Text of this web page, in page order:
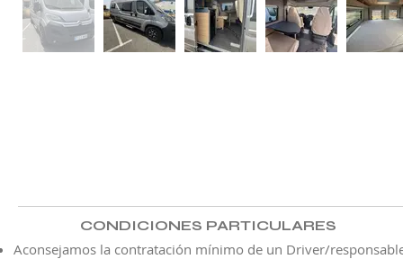
CONDICIONES PARTICULARES
Aconsejamos la contratación mínimo de un Driver/